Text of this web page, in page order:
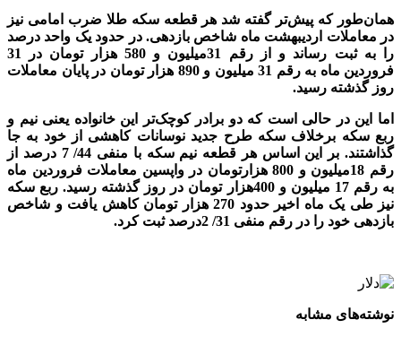
همان‌طور که پیش‌تر گفته شد هر قطعه سکه طلا ضرب امامی نیز
در معاملات اردیبهشت ماه شاخص بازدهی. در حدود یک واحد درصد
را به ثبت رساند و از رقم 31میلیون و 580 هزار تومان در 31
فروردین ماه به رقم 31 میلیون و 890 هزار تومان در پایان معاملات
روز گذشته رسید.
اما این در حالی است که دو برادر کوچک‌تر این خانواده یعنی نیم و
ربع سکه برخلاف سکه طرح جدید نوسانات کاهشی از خود به جا
گذاشتند. بر این اساس هر قطعه نیم سکه با منفی 44/ 7 درصد از
رقم 18میلیون و 800 هزارتومان در واپسین معاملات فروردین ماه
به رقم 17 میلیون و 400هزار تومان در روز گذشته رسید. ربع سکه
نیز طی یک ماه اخیر حدود 270 هزار تومان کاهش یافت و شاخص
بازدهی خود را در رقم منفی 31/ 2درصد ثبت کرد.
نوشته‌های مشابه